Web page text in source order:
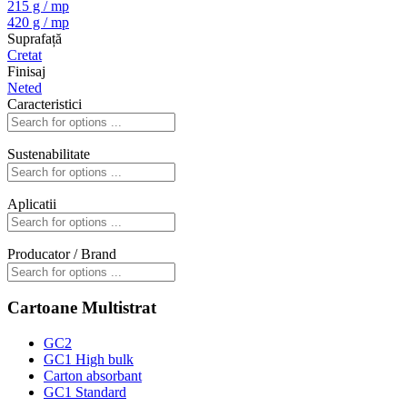
215 g / mp
420 g / mp
Suprafață
Cretat
Finisaj
Neted
Caracteristici
Sustenabilitate
Aplicatii
Producator / Brand
Cartoane Multistrat
GC2
GC1 High bulk
Carton absorbant
GC1 Standard